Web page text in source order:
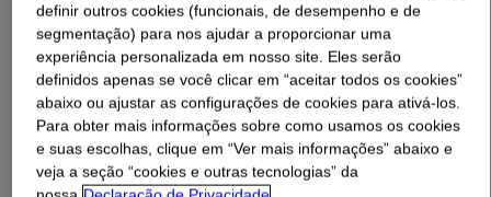
O que éTERGITOL™ MIN-FOAM 2X Surfactant?
Low foam nonionic surfactant used for pigment
dispersions, paints and coatings, textile processing
definir outros cookies (funcionais, de desempenho e de
segmentação) para nos ajudar a proporcionar uma
experiência personalizada em nosso site. Eles serão
definidos apenas se você clicar em “aceitar todos os cookies”
abaixo ou ajustar as configurações de cookies para ativá-los.
Para obter mais informações sobre como usamos os cookies
e suas escolhas, clique em “Ver mais informações” abaixo e
veja a seção “cookies e outras tecnologias” da